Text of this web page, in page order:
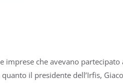
che avevano
il presidente dell’Irfis,